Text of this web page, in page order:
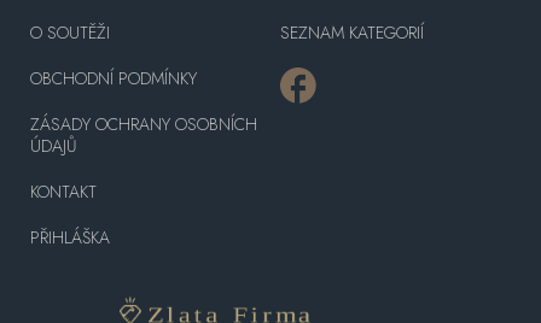
O SOUTĚŽI
OBCHODNÍ PODMÍNKY
ZÁSADY OCHRANY OSOBNÍCH
ÚDAJŮ
KONTAKT
PŘIHLÁŠKA
SEZNAM KATEGORIÍ